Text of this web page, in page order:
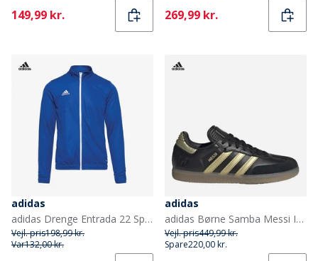
Current
149,99 kr. Current
269,99 kr.
adidas
adidas Drenge Entrada 22 Sportjakker Kongeblå
Vejl. pris198,99 kr.
Var132,00 kr.
adidas
adidas Børne Samba Messi IN Indendørs Fodboldstøvler Core Black/Gold Metallic/Gum
Vejl. pris449,99 kr.
Spare220,00 kr.